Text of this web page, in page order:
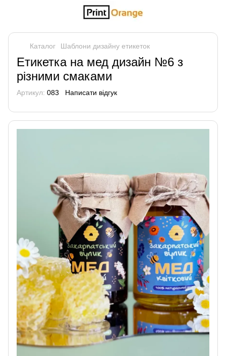
Каталог Шаблони дизайну етикеток
Етикетка на мед дизайн №6 з
різними смаками
Артикул: 083 Написати відгук